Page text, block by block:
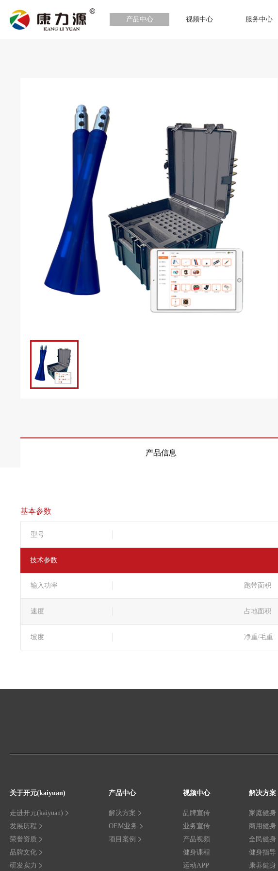
产品中心 视频中心 服务中心
产品信息
基本参数
型号
技术参数
输入功率 跑带面积
速度 占地面积
坡度 净重/毛重
关于开元(kaiyuan)
走进开元(kaiyuan)
发展历程
荣誉资质
品牌文化
研发实力
产品中心
解决方案
OEM业务
项目案例
视频中心
品牌宣传
业务宣传
产品视频
健身课程
运动APP
解决方案
家庭健身
商用健身
全民健身
健身指导
康养健身